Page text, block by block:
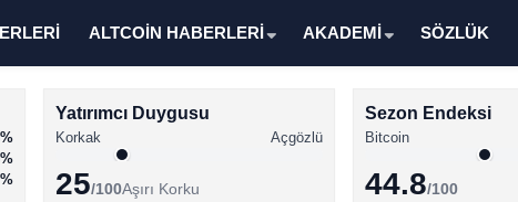
ALTCOİN HABERLERİ AKADEMİ SÖZLÜK
Yatırımcı Duygusu
Korkak Açgözlü
25/100Aşırı Korku
Sezon Endeksi
Bitcoin
44.8/100